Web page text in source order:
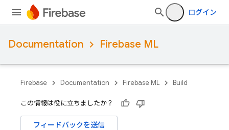
ログイン
Documentation Firebase ML
Firebase Documentation Firebase ML Build
この情報は役に立ちましたか？
フィードバックを送信